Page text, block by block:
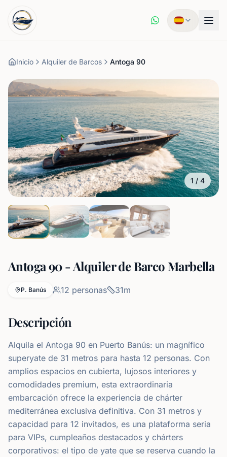
Inicio Alquiler de Barcos Antoga 90
1 / 4
Antoga 90 - Alquiler de Barco Marbella
P. Banús 12 personas 31m
Descripción
Alquila el Antoga 90 en Puerto Banús: un magnífico
superyate de 31 metros para hasta 12 personas. Con
amplios espacios en cubierta, lujosos interiores y
comodidades premium, esta extraordinaria
embarcación ofrece la experiencia de chárter
mediterránea exclusiva definitiva. Con 31 metros y
capacidad para 12 invitados, es una plataforma seria
para VIPs, cumpleaños destacados y chárters
corporativos: el tipo de yate que se reserva cuando la